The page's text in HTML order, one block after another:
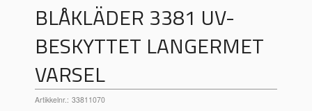
BLÅKLÄDER 3381 UV-
BESKYTTET LANGERMET
VARSEL
Artikkelnr.: 33811070